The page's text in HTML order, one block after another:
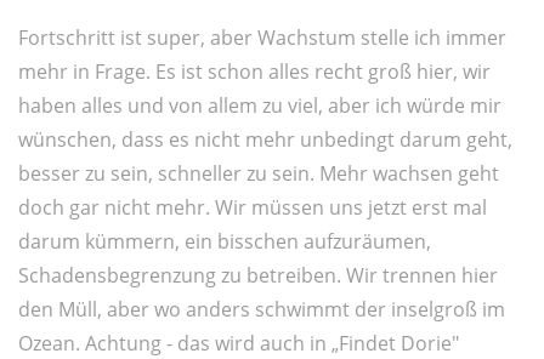
Fortschritt ist super, aber Wachstum stelle ich immer
mehr in Frage. Es ist schon alles recht groß hier, wir
haben alles und von allem zu viel, aber ich würde mir
wünschen, dass es nicht mehr unbedingt darum geht,
besser zu sein, schneller zu sein. Mehr wachsen geht
doch gar nicht mehr. Wir müssen uns jetzt erst mal
darum kümmern, ein bisschen aufzuräumen,
Schadensbegrenzung zu betreiben. Wir trennen hier
den Müll, aber wo anders schwimmt der inselgroß im
Ozean. Achtung - das wird auch in „Findet Dorie"